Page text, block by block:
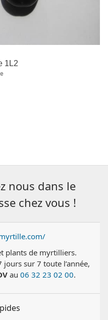
1L2
nous dans le
chez vous !
plants de myrtilliers.
sur 7 toute l’année,
au 06 32 23 02 00.